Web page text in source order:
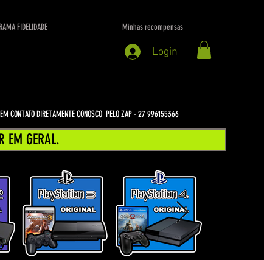
FIDELIDADE Minhas recompensas
Login
EM GERAL.
CONTATO DIRETAMENTE CONOSCO PELO ZAP - 27 996155366